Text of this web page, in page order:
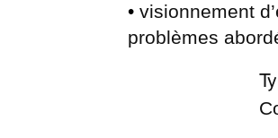
• visionnement
problèmes